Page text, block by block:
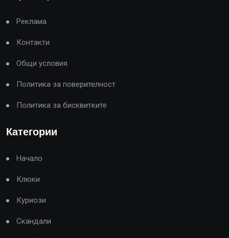
Реклама
Контакти
Общи условия
Политика за поверителност
Политика за бисквитките
Категории
Начало
Клюки
Куриози
Скандали